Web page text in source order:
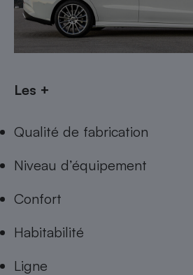
Les +
Qualité de fabrication
Niveau d’équipement
Confort
Habitabilité
Ligne